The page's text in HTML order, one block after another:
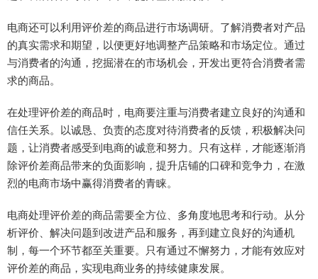
电商还可以利用评价差的商品进行市场调研。了解消费者对产品
的真实需求和期望，以便更好地调整产品策略和市场定位。通过
与消费者的沟通，挖掘潜在的市场机会，开发出更符合消费者需
求的商品。
在处理评价差的商品时，电商要注重与消费者建立良好的沟通和
信任关系。以诚恳、负责的态度对待消费者的反馈，积极解决问
题，让消费者感受到电商的诚意和努力。只有这样，才能逐渐消
除评价差商品带来的负面影响，提升店铺的口碑和竞争力，在激
烈的电商市场中赢得消费者的青睐。
电商处理评价差的商品需要全方位、多角度地思考和行动。从分
析评价、解决问题到改进产品和服务，再到建立良好的沟通机
制，每一个环节都至关重要。只有通过不懈努力，才能有效应对
评价差的商品，实现电商业务的持续健康发展。